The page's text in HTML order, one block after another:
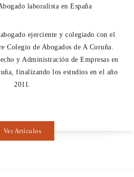
laboralista en España
ejerciente y colegiado con el
Colegio de Abogados de A Coruña.
y Administración de Empresas en
finalizando los estudios en el año
2011.
Ver Artículos